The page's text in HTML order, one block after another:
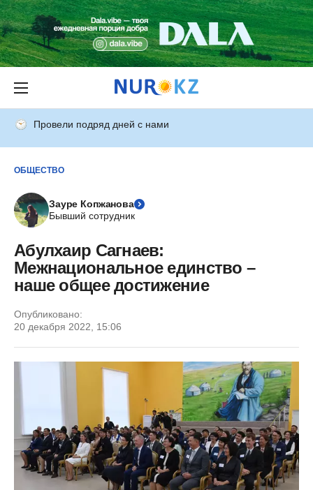
Провели подряд дней с нами
ОБЩЕСТВО
Зауре Копжанова
Бывший сотрудник
Абулхаир Сагнаев:
Межнациональное единство –
наше общее достижение
Опубликовано:
20 декабря 2022, 15:06